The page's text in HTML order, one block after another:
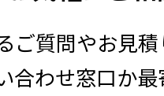
ご質問やお見
合わせ窓口か